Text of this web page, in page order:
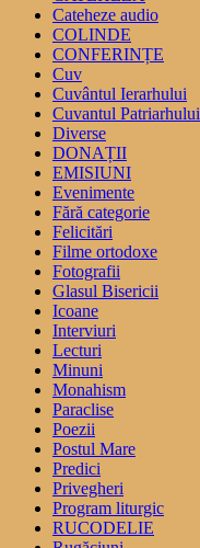
Cateheze audio
COLINDE
CONFERINȚE
Cuv
Cuvântul Ierarhului
Cuvantul Patriarhului
Diverse
DONAȚII
EMISIUNI
Evenimente
Fără categorie
Felicitări
Filme ortodoxe
Fotografii
Glasul Bisericii
Icoane
Interviuri
Lecturi
Minuni
Monahism
Paraclise
Poezii
Postul Mare
Predici
Privegheri
Program liturgic
RUCODELIE